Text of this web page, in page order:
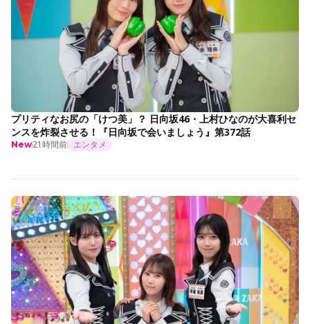
プリティなお尻の「けつ美」？ 日向坂46・上村ひなのが大喜利セ
ンスを炸裂させる！『日向坂で会いましょう』第372話
New21時間前 エンタメ